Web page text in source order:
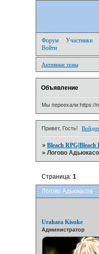
Форум Участники
Войти
Активные темы
Объявление
Мы переехали https://
Привет, Гость!
» Bleach RPG|Bleach
» Логово
Логово Адьюкасов
Страница: 1
Urahara Kisuke
Администратор